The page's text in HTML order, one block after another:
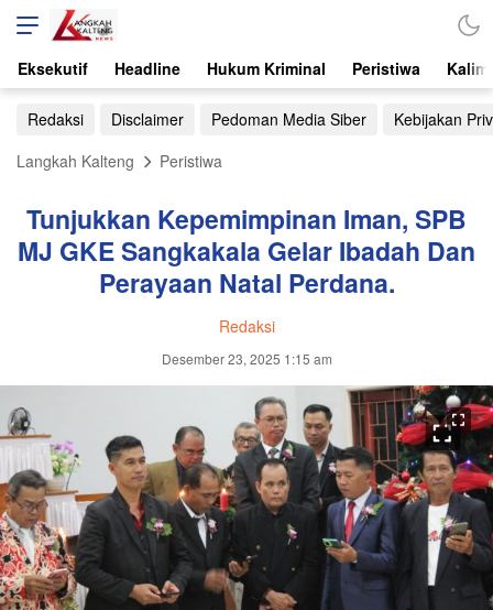
Eksekutif Headline Hukum Kriminal Peristiwa
Redaksi Disclaimer Pedoman Media Siber
Kebijakan
Langkah Kalteng
Peristiwa
Tunjukkan Kepemimpinan Iman, SPB
MJ GKE Sangkakala Gelar Ibadah Dan
Perayaan Natal Perdana.
Redaksi
Desember 23, 2025 1:15 am